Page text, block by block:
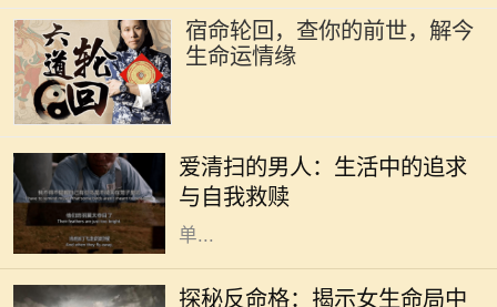
宿命轮回，查你的前世，解今
生命运情缘
爱清扫的男人：生活中的追求
与自我救赎
注生活质量和内心的宁静。其中，有
一种特别的现象引起了我们的注意：
那些热爱清扫的男人。他们并不是简
单...
探秘反命格：揭示女生命局中
在命理学中，命格通常是指一个人根
据其出生时间、地点所形成的命局。